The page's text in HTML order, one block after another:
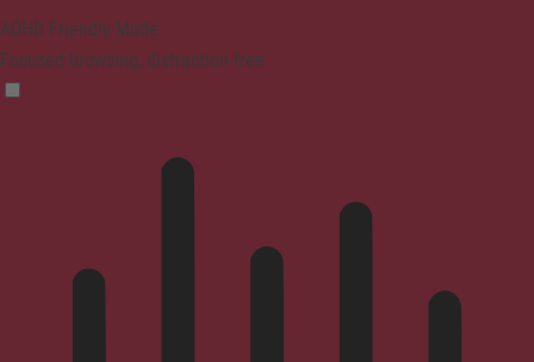
ADHD Friendly Mode
Focused browsing, distraction-free